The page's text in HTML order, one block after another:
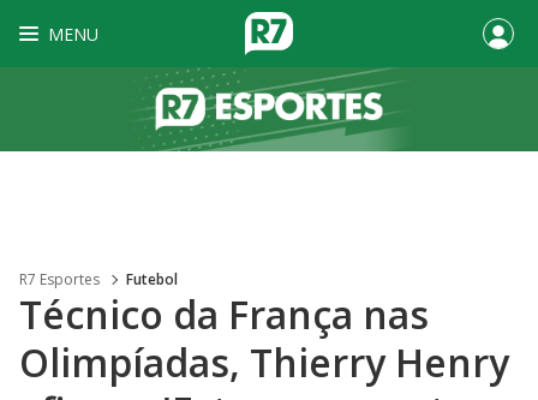
MENU
R7 Esportes Futebol
Técnico da França nas
Olimpíadas, Thierry Henry